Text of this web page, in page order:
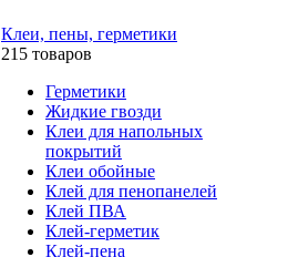
Клеи, пены, герметики
215 товаров
Герметики
Жидкие гвозди
Клеи для напольных
покрытий
Клеи обойные
Клей для пенопанелей
Клей ПВА
Клей-герметик
Клей-пена